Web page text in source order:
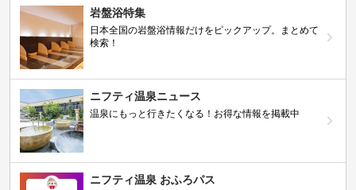
岩盤浴特集
日本全国の岩盤浴情報だけをピックアップ。まとめて
検索！
ニフティ温泉ニュース
温泉にもっと行きたくなる！お得な情報を掲載中
ニフティ温泉 おふろパス